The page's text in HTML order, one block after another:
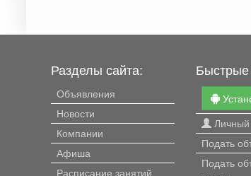
Разделы сайта:
Объявления
Новости
Компании
Афиша
Расписание занятий
Личный
Подать
Подать